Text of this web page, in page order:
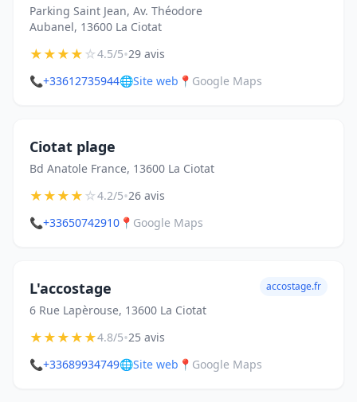
Parking Saint Jean, Av. Théodore
Aubanel, 13600 La Ciotat
★★★★☆4.5/5•29 avis
📞+33612735944🌐Site web 📍 Google Maps
Ciotat plage
Bd Anatole France, 13600 La Ciotat
★★★★☆4.2/5•26 avis
📞+33650742910 📍 Google Maps
L'accostage
6 Rue Lapèrouse, 13600 La Ciotat
accostage.fr
★★★★★4.8/5•25 avis
📞+33689934749🌐Site web 📍 Google Maps